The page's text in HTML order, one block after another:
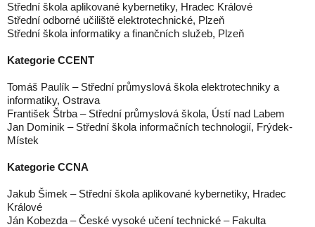
Střední škola aplikované kybernetiky, Hradec Králové
Střední odborné učiliště elektrotechnické, Plzeň
Střední škola informatiky a finančních služeb, Plzeň
Kategorie CCENT
Tomáš Paulík – Střední průmyslová škola elektrotechniky a
informatiky, Ostrava
František Štrba – Střední průmyslová škola, Ústí nad Labem
Jan Dominik – Střední škola informačních technologií, Frýdek-
Místek
Kategorie CCNA
Jakub Šimek – Střední škola aplikované kybernetiky, Hradec
Králové
Ján Kobezda – České vysoké učení technické – Fakulta